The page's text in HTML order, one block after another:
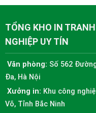
TỔNG KHO IN
NGHIỆP UY TÍN
Văn phòng: Số 562
Đa, Hà Nội
Xưởng in: Khu công
Võ, Tỉnh Bắc Ninh